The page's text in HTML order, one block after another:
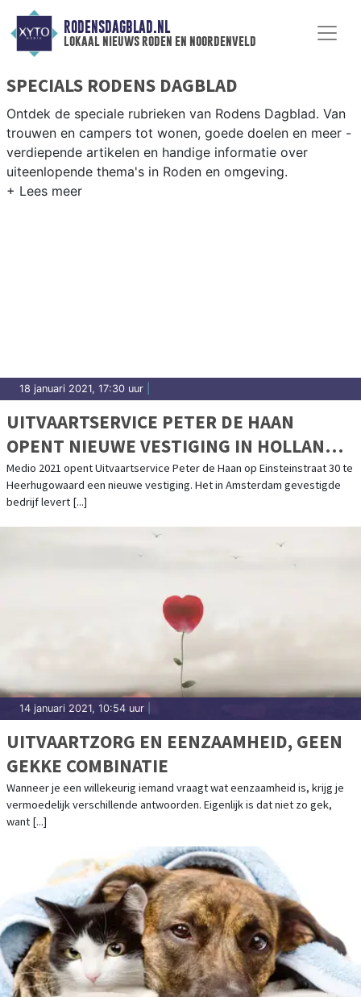
RODENSDAGBLAD.NL
lokaal nieuws roden en noordenveld
SPECIALS RODENS DAGBLAD
Ontdek de speciale rubrieken van Rodens Dagblad. Van
trouwen en campers tot wonen, goede doelen en meer -
verdiepende artikelen en handige informatie over
uiteenlopende thema's in Roden en omgeving.
18 januari 2021, 17:30 uur
UITVAARTSERVICE PETER DE HAAN
OPENT NIEUWE VESTIGING IN HOLLANDS
KROON!
Medio 2021 opent Uitvaartservice Peter de Haan op Einsteinstraat 30 te
Heerhugowaard een nieuwe vestiging. Het in Amsterdam gevestigde
bedrijf levert [...]
14 januari 2021, 10:54 uur
UITVAARTZORG EN EENZAAMHEID, GEEN
GEKKE COMBINATIE
Wanneer je een willekeurig iemand vraagt wat eenzaamheid is, krijg je
vermoedelijk verschillende antwoorden. Eigenlijk is dat niet zo gek,
want [...]